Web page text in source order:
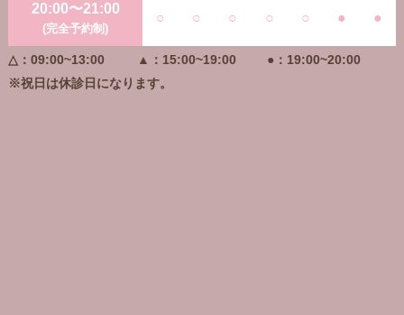
20:00〜21:00
(完全予約制)
○ ○ ○ ○ ○ ● ●
△：09:00~13:00 ▲：15:00~19:00
●：19:00~20:00
※祝日は休診日になります。